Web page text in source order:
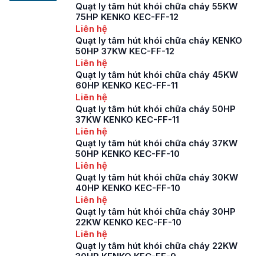
Quạt ly tâm hút khói chữa cháy 55KW
75HP KENKO KEC-FF-12
Liên hệ
Quạt ly tâm hút khói chữa cháy KENKO
50HP 37KW KEC-FF-12
Liên hệ
Quạt ly tâm hút khói chữa cháy 45KW
60HP KENKO KEC-FF-11
Liên hệ
Quạt ly tâm hút khói chữa cháy 50HP
37KW KENKO KEC-FF-11
Liên hệ
Quạt ly tâm hút khói chữa cháy 37KW
50HP KENKO KEC-FF-10
Liên hệ
Quạt ly tâm hút khói chữa cháy 30KW
40HP KENKO KEC-FF-10
Liên hệ
Quạt ly tâm hút khói chữa cháy 30HP
22KW KENKO KEC-FF-10
Liên hệ
Quạt ly tâm hút khói chữa cháy 22KW